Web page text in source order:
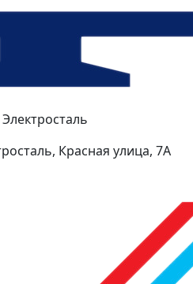
Красная улица, 7А